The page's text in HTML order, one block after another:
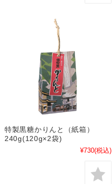
特製黒糖かりんと（紙箱）
240g(120g×2袋)
¥730(税込)